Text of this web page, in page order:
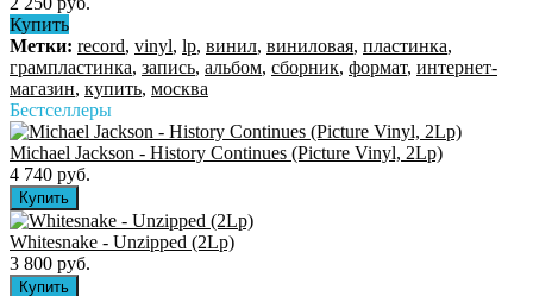
Купить
Метки: record, vinyl, lp, винил, виниловая, пластинка,
грампластинка, запись, альбом, сборник, формат, интернет-
магазин, купить, москва
Бестселлеры
Michael Jackson - History Continues (Picture Vinyl, 2Lp)
4 740 руб.
Whitesnake - Unzipped (2Lp)
3 800 руб.